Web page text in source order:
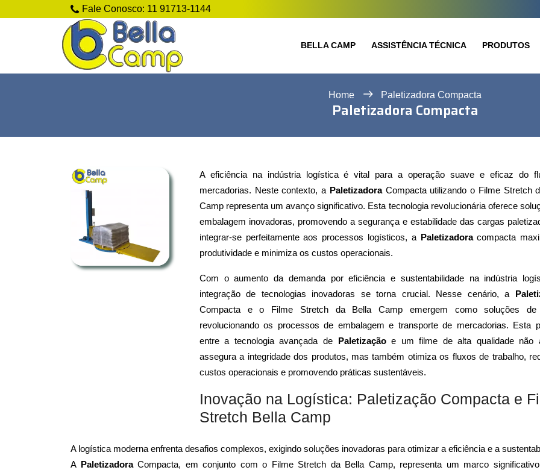
Fale Conosco: 11 91713-1144
BELLA CAMP ASSISTÊNCIA TÉCNICA PRODUTOS
Home Paletizadora Compacta
Paletizadora Compacta
A eficiência na indústria logística é vital para a operação suave e eficaz do
mercadorias. Neste contexto, a PaletizadoraCompacta utilizando o Filme Stretch
Camp representa um avanço significativo. Esta tecnologia revolucionária oferece
embalagem inovadoras, promovendo a segurança e estabilidade das cargas
integrar-se perfeitamente aos processos logísticos, a Paletizadoracompacta
produtividade e minimiza os custos operacionais.
Com o aumento da demanda por eficiência e sustentabilidade na indústria
integração de tecnologias inovadoras se torna crucial. Nesse cenário, a
Compacta e o Filme Stretch da Bella Camp emergem como soluções de
revolucionando os processos de embalagem e transporte de mercadorias. Esta
entre a tecnologia avançada de Paletizaçãoe um filme de alta qualidade não
assegura a integridade dos produtos, mas também otimiza os fluxos de trabalho,
custos operacionais e promovendo práticas sustentáveis.
Inovação na Logística: Paletização Compacta e
Stretch Bella Camp
A logística moderna enfrenta desafios complexos, exigindo soluções inovadoras para otimizar a eficiência e a
A PaletizadoraCompacta, em conjunto com o Filme Stretch da Bella Camp, representa um marco